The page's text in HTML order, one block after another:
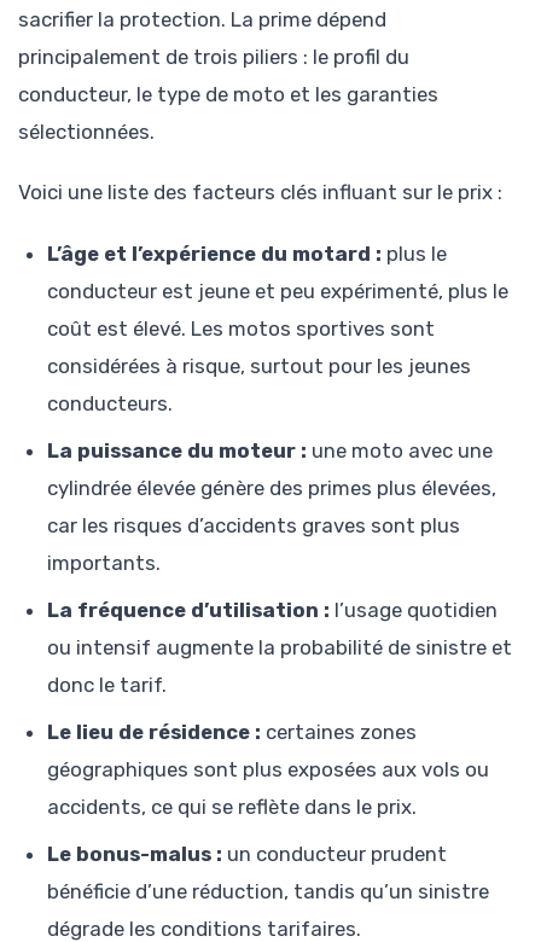
sacrifier la protection. La prime dépend
principalement de trois piliers : le profil du
conducteur, le type de moto et les garanties
sélectionnées.
Voici une liste des facteurs clés influant sur le prix :
L’âge et l’expérience du motard : plus le
conducteur est jeune et peu expérimenté, plus le
coût est élevé. Les motos sportives sont
considérées à risque, surtout pour les jeunes
conducteurs.
La puissance du moteur : une moto avec une
cylindrée élevée génère des primes plus élevées,
car les risques d’accidents graves sont plus
importants.
La fréquence d’utilisation : l’usage quotidien
ou intensif augmente la probabilité de sinistre et
donc le tarif.
Le lieu de résidence : certaines zones
géographiques sont plus exposées aux vols ou
accidents, ce qui se reflète dans le prix.
Le bonus-malus : un conducteur prudent
bénéficie d’une réduction, tandis qu’un sinistre
dégrade les conditions tarifaires.